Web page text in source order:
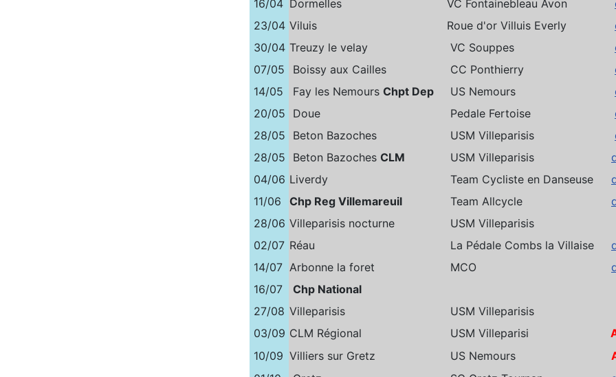
16/04 Dormelles VC Fontainebleau Avon
23/04 Viluis Roue d'or Villuis Everly
30/04 Treuzy le velay VC Souppes
07/05
Boissy aux Cailles CC Ponthierry
14/05
Fay les Nemours Chpt Dep US Nemours
20/05
Doue Pedale Fertoise
28/05
Beton Bazoches USM Villeparisis
28/05
Beton Bazoches CLM USM Villeparisis
04/06 Liverdy Team Cycliste en Danseuse
11/06
Chp Reg Villemareuil Team Allcycle
28/06 Villeparisis nocturne
USM Villeparisis
02/07 Réau La Pédale Combs la Villaise
14/07 Arbonne la foret MCO
16/07
Chp National
27/08 Villeparisis
USM Villeparisis
03/09 CLM Régional USM Villeparisi
10/09 Villiers sur Gretz US Nemours